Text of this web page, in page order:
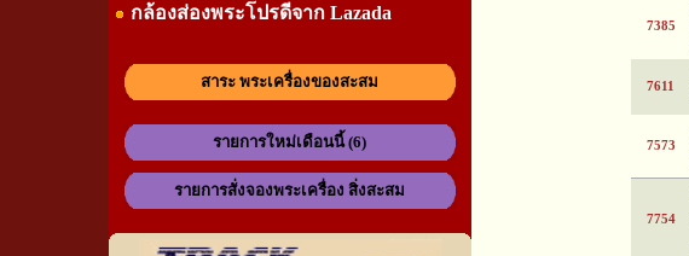
กล้องส่องพระโปรดีจาก Lazada
สาระ พระเครื่องของสะสม
รายการใหม่เดือนนี้ (6)
รายการสั่งจองพระเครื่อง สิ่งสะสม
7385
7611
7573
7754